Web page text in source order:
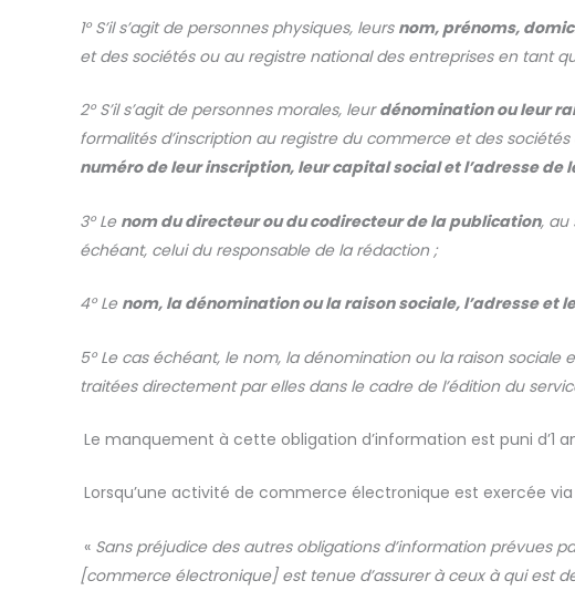
1° S’il s’agit de personnes physiques, leurs nom, prénoms,
et des sociétés ou au registre national des entreprises en tant
2° S’il s’agit de personnes morales, leurdénomination ou leur
formalités d’inscription au registre du commerce et des
numéro de leur inscription, leur capital social et l’adresse de
3° Le nom du directeur ou du codirecteur de la publication, au
échéant, celui du responsable de la rédaction ;
4° Le nom, la dénomination ou la raison sociale, l’adresse et
5° Le cas échéant, le nom, la dénomination ou la raison sociale
traitées directement par elles dans le cadre de l’édition du
Le manquement à cette obligation d’information est puni d’1
Lorsqu’une activité de commerce électronique est exercée
« Sans préjudice des autres obligations d’information prévues
[commerce électronique] est tenue d’assurer à ceux à qui est